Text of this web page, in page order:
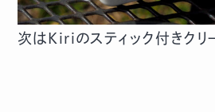
次はKiriのスティック付きクリ